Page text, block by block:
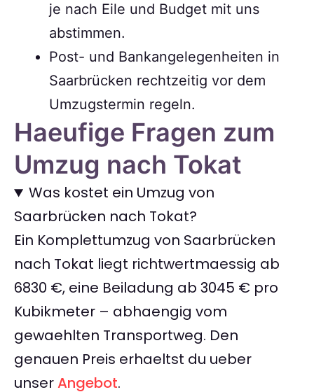
je nach Eile und Budget mit uns
abstimmen.
Post- und Bankangelegenheiten in
Saarbrücken rechtzeitig vor dem
Umzugstermin regeln.
Haeufige Fragen zum
Umzug nach Tokat
Was kostet ein Umzug von
Saarbrücken nach Tokat?
Ein Komplettumzug von Saarbrücken
nach Tokat liegt richtwertmaessig ab
6830 €, eine Beiladung ab 3045 € pro
Kubikmeter – abhaengig vom
gewaehlten Transportweg. Den
genauen Preis erhaeltst du ueber
unserAngebot.